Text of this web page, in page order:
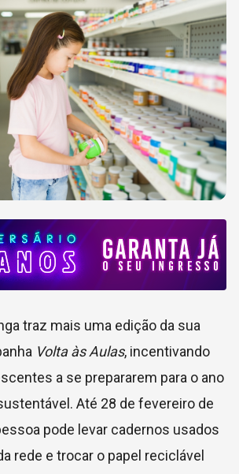
traz mais uma edição da sua
Volta às Aulas, incentivando
a se prepararem para o ano
Até 28 de fevereiro de
pode levar cadernos usados
rede e trocar o papel reciclável